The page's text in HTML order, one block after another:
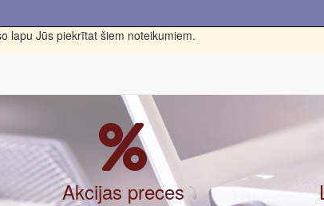
lapu Jūs piekrītat šiem noteikumiem.
Akcijas preces